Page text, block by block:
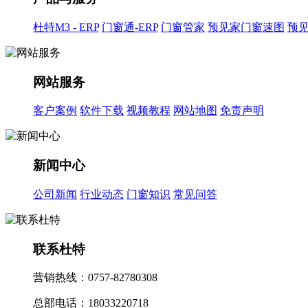
杜特M3 - ERP 门窗通-ERP 门窗管家 预见家门窗速图 预
网站服务
客户案例 软件下载 视频教程 网站地图 免责声明
新闻中心
公司新闻 行业动态 门窗知识 常见问答
联系杜特
营销热线：0757-82780308
总部电话：18033220718